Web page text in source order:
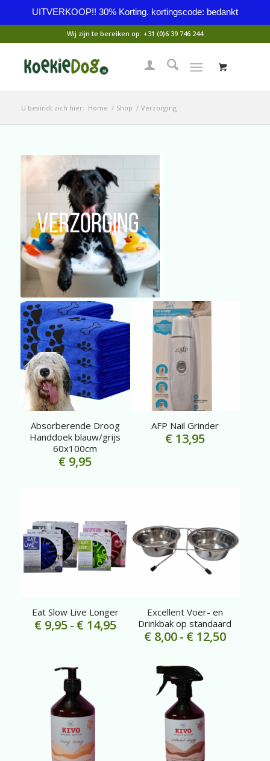
UITVERKOOP!! 30% Korting. kortingscode: bedankt
Wij zijn te bereiken op: +31 (0)6 39 746 244
U bevindt zich hier: Home / Shop / Verzorging
Absorberende Droog
Handdoek blauw/grijs
60x100cm
€ 9,95
AFP Nail Grinder
€13,95
Eat Slow Live Longer
€9,95 - €14,95Prijsklasse:
€ 9,95
Excellent Voer- en
Drinkbak op standaard
€8,00- €12,50